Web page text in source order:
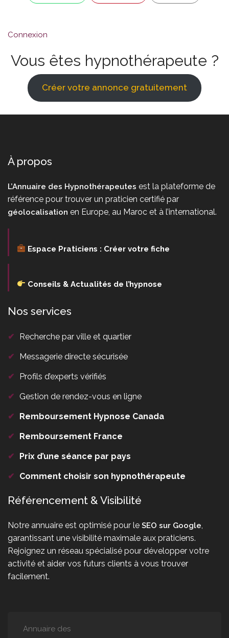
Connexion
Vous êtes hypnothérapeute ?
Créer votre annonce gratuitement
À propos
L’Annuaire des Hypnothérapeutes est la plateforme de
référence pour trouver un praticien certifié par
géolocalisation en Europe, au Maroc et à l’international.
Espace Praticiens : Créer votre fiche
Conseils & Actualités de l’hypnose
Nos services
✔ Recherche par ville et quartier
✔ Messagerie directe sécurisée
✔ Profils d’experts vérifiés
✔ Gestion de rendez-vous en ligne
✔ Remboursement Hypnose Canada
✔ Remboursement France
✔ Prix d’une séance par pays
✔ Comment choisir son hypnothérapeute
Référencement & Visibilité
Notre annuaire est optimisé pour le SEO sur Google
garantissant une visibilité maximale aux praticiens.
Rejoignez un réseau spécialisé pour développer votre
activité et aider vos futurs clients à vous trouver
facilement.
Annuaire des